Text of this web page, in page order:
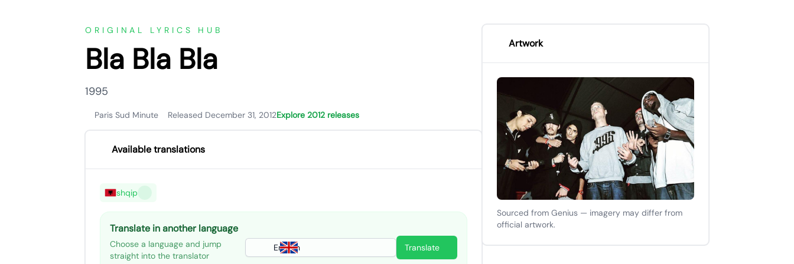
ORIGINAL LYRICS HUB
Bla Bla Bla
1995
Paris Sud Minute Released December 31, 2012Explore 2012 releases
Available translations
shqip
Translate in another language
Choose a language and jump
straight into the translator
English Translate
Artwork
Sourced from Genius — imagery may differ from
official artwork.